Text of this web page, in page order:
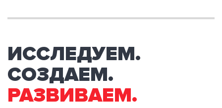
ИССЛЕДУЕМ.
СОЗДАЕМ.
РАЗВИВАЕМ.